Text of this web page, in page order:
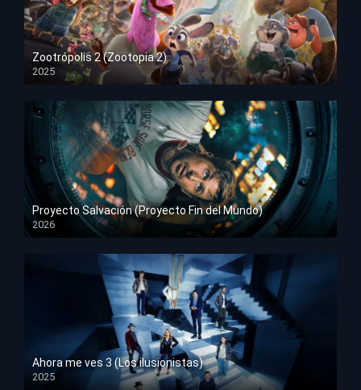
Zootrópolis 2 (Zootopia 2)
2025
HD 1080p
Proyecto Salvación (Proyecto Fin del Mundo)
2026
HD 1080p
Ahora me ves 3 (Los ilusionistas)
2025
HD 1080p